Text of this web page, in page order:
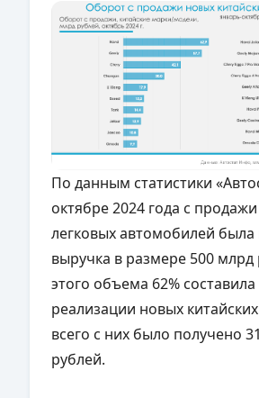
По данным статистики
октябре 2024 года с
легковых автомобилей была
выручка в размере 500 млрд
этого объема 62%
реализации новых
всего с них было получено
рублей.